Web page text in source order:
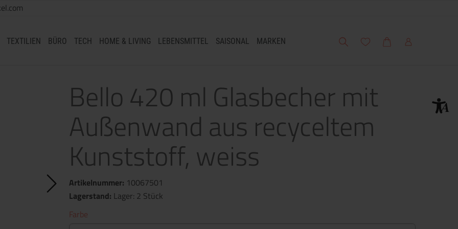
TEXTILIEN BÜRO TECH HOME & LIVING LEBENSMITTEL SAISONAL MARKEN Suche Meine Wunschliste
WarenkorbMein Account
Bello 420 ml Glasbecher mit
Außenwand aus recyceltem
Kunststoff, weiss
Artikelnummer: 10067501
Lagerstand: Lager: 2 Stück
Farbe